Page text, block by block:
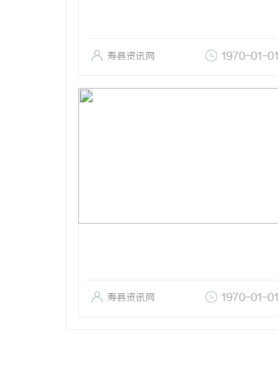
寿县资讯网 1970-01-01
寿县资讯网 1970-01-01